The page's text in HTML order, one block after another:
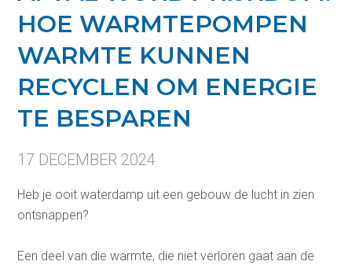
HOE WARMTEPOMPEN
WARMTE KUNNEN
RECYCLEN OM ENERGIE
TE BESPAREN
17 DECEMBER 2024
Heb je ooit waterdamp uit een gebouw de lucht in zien
ontsnappen?
Een deel van die warmte, die niet verloren gaat aan de